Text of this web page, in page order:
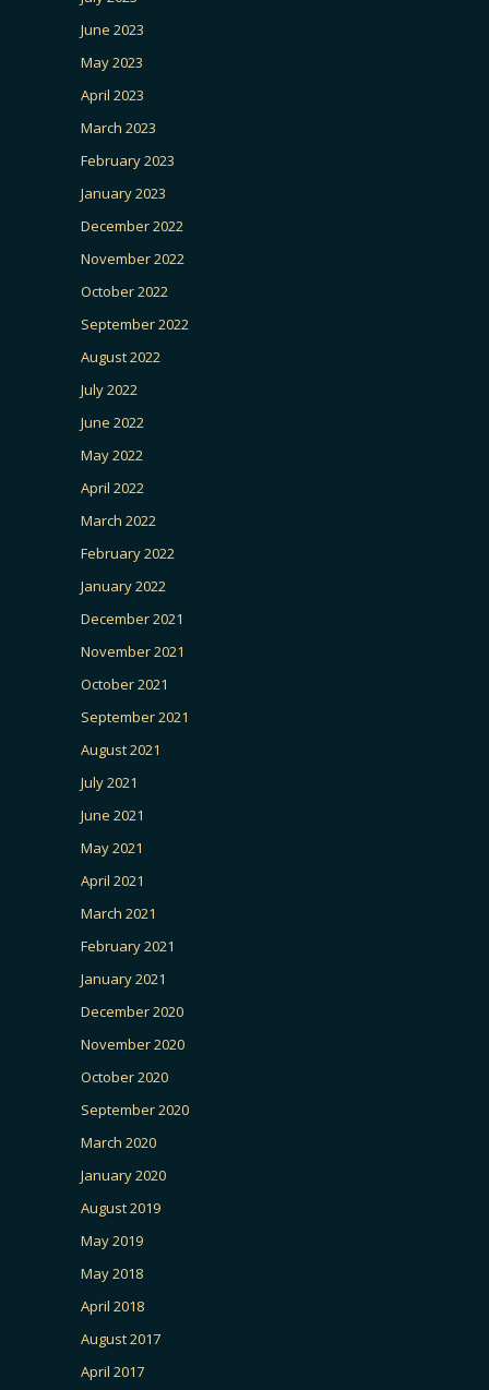
June 2023
May 2023
April 2023
March 2023
February 2023
January 2023
December 2022
November 2022
October 2022
September 2022
August 2022
July 2022
June 2022
May 2022
April 2022
March 2022
February 2022
January 2022
December 2021
November 2021
October 2021
September 2021
August 2021
July 2021
June 2021
May 2021
April 2021
March 2021
February 2021
January 2021
December 2020
November 2020
October 2020
September 2020
March 2020
January 2020
August 2019
May 2019
May 2018
April 2018
August 2017
April 2017